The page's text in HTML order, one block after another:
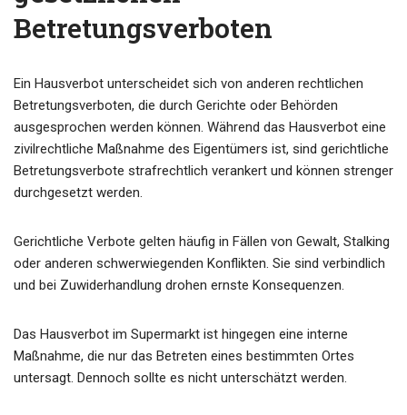
Betretungsverboten
Ein Hausverbot unterscheidet sich von anderen rechtlichen
Betretungsverboten, die durch Gerichte oder Behörden
ausgesprochen werden können. Während das Hausverbot eine
zivilrechtliche Maßnahme des Eigentümers ist, sind gerichtliche
Betretungsverbote strafrechtlich verankert und können strenger
durchgesetzt werden.
Gerichtliche Verbote gelten häufig in Fällen von Gewalt, Stalking
oder anderen schwerwiegenden Konflikten. Sie sind verbindlich
und bei Zuwiderhandlung drohen ernste Konsequenzen.
Das Hausverbot im Supermarkt ist hingegen eine interne
Maßnahme, die nur das Betreten eines bestimmten Ortes
untersagt. Dennoch sollte es nicht unterschätzt werden.